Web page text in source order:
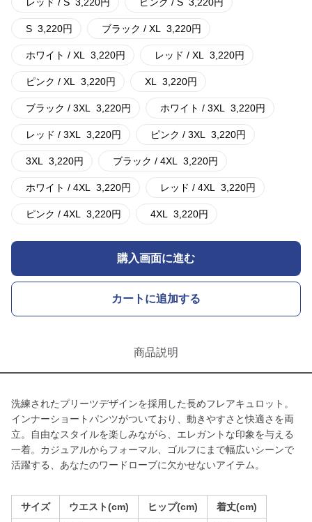
S 3,220円 ブラック / XL 3,220円
ホワイト / XL 3,220円 レッド / XL 3,220円
ピンク / XL 3,220円 XL 3,220円
ブラック / 3XL 3,220円 ホワイト / 3XL 3,220円
レッド / 3XL 3,220円 ピンク / 3XL 3,220円
3XL 3,220円 ブラック / 4XL 3,220円
ホワイト / 4XL 3,220円 レッド / 4XL 3,220円
ピンク / 4XL 3,220円 4XL 3,220円
購入画面に進む
カートに追加する
商品説明
洗練されたプリーツデザインを採用した長めフレアキュロット。
インナーショートパンツがついており、動きやすさと快適さを両
立。自由なスタイルを楽しみながら、エレガントな印象を与える
一着。カジュアルからフォーマル、ゴルフにまで幅広いシーンで
活躍する、あなたのワードローブに欠かせないアイテム。
サイズ ウエスト(cm) ヒップ(cm) 着丈(cm)